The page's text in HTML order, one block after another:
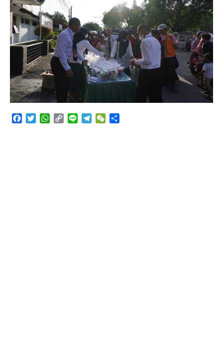
Angkutan Bawang Bombay Tak Sesuai Dokumen
FacebookTwitterWhatsApp
Copy
Line TelegramWeChat